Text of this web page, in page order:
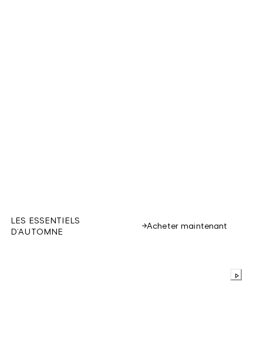
LES ESSENTIELS
D’AUTOMNE
Acheter maintenant